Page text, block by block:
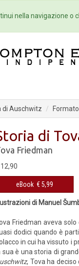
Eventi
di Auschwitz
di
Friedman
eBook € 5,99
di Manuel
Friedman aveva
dodici quando è
in cui ha vissuto i
sua è una storia di
, Tova ha
nella navigazione o